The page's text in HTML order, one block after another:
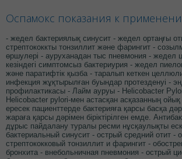
Оспамокс показания к
- жедел бактериялық синусит - жедел ортаңғы
стрептококкты тонзиллит және фарингит -
өршулері - ауруханадан тыс пневмония - жедел
кезіндегі симптомсыз бактериурия - жедел
және паратифтік қызба - таралып кеткен
инфекция жұқтырылған буындар протезденуі -
профилактикасы - Лайм ауруы - Helicobacter
Helicobacter pylori-мен астасқан асқазанның
ересек пациенттерде бактерияға қарсы басқа
жараға қарсы дәрімен біріктірілген емде.
дұрыс пайдалану туралы ресми нұсқаулықты
бактериальный синусит - острый средний отит -
стрептококковый тонзиллит и фарингит -
бронхита - внебольничная пневмония - острый